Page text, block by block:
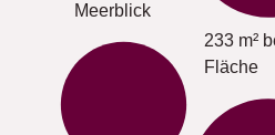
Meerblick
233 m²
Fläche